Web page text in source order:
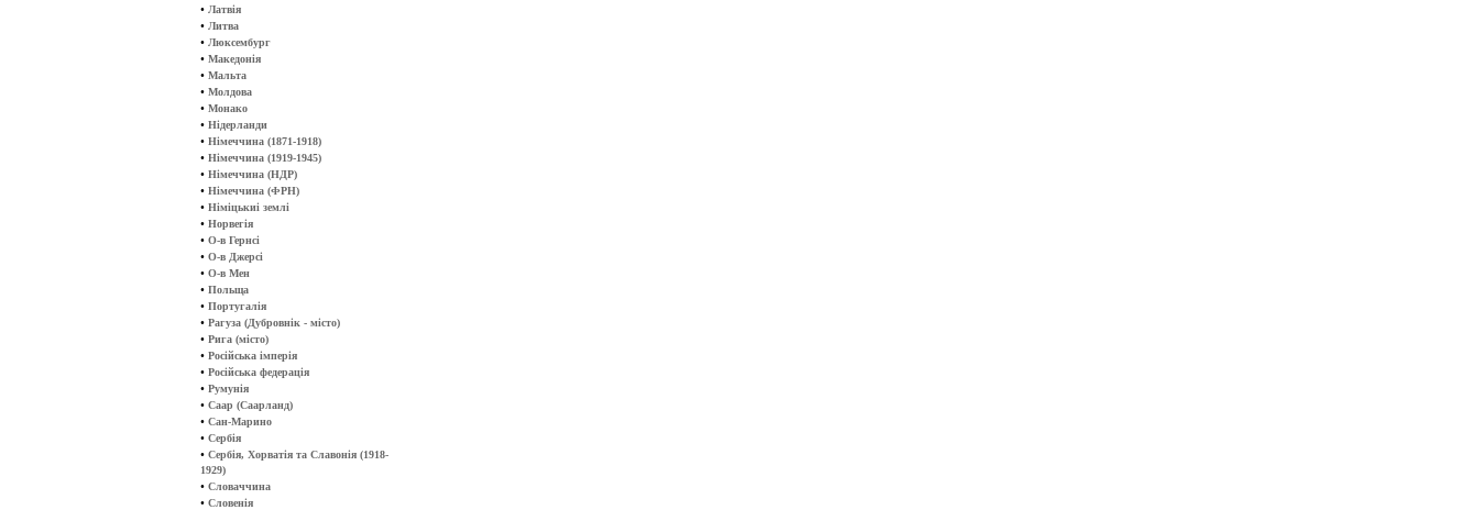
• Латвія
• Литва
• Люксембург
• Македонія
• Мальта
• Молдова
• Монако
• Нідерланди
• Німеччина (1871-1918)
• Німеччина (1919-1945)
• Німеччина (НДР)
• Німеччина (ФРН)
• Німіцькиі землі
• Норвегія
• О-в Гернсі
• О-в Джерсі
• О-в Мен
• Польща
• Португалія
• Рагуза (Дубровнік - місто)
• Рига (місто)
• Російська імперія
• Російська федерація
• Румунія
• Саар (Саарланд)
• Сан-Марино
• Сербія
• Сербія, Хорватія та Славонія (1918-
1929)
• Словаччина
• Словенія